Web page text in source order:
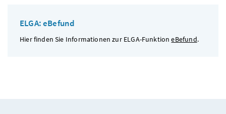
ELGA: eBefund
Hier finden Sie Informationen zur ELGA-FunktioneBefund.